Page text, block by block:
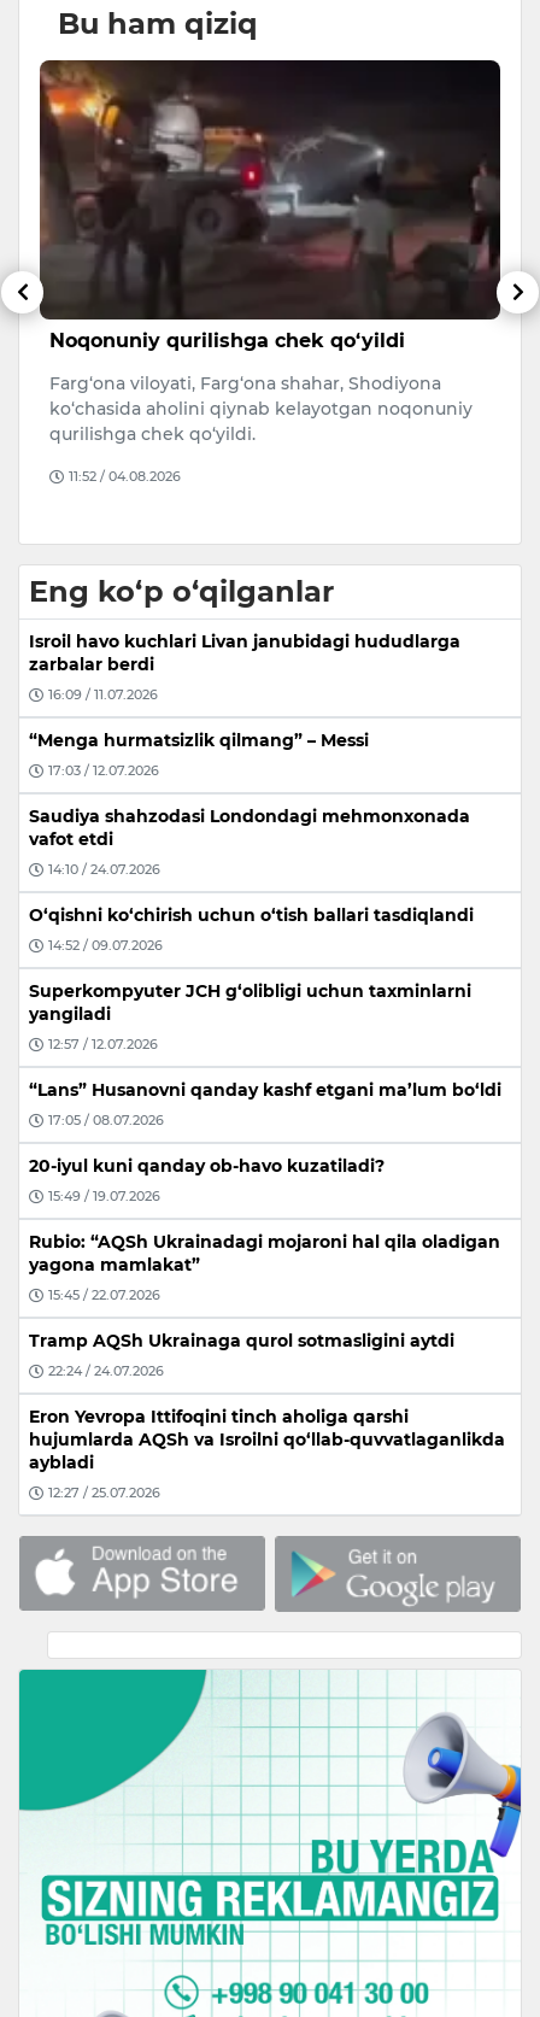
Bu ham qiziq
Noqonuniy qurilishga chek qo‘yildi
Farg‘ona viloyati, Farg‘ona shahar, Shodiyona
ko‘chasida aholini qiynab kelayotgan noqonuniy
qurilishga chek qo‘yildi.
11:52 / 04.08.2026
Eng ko‘p o‘qilganlar
Isroil havo kuchlari Livan janubidagi hududlarga
zarbalar berdi
16:09 / 11.07.2026
“Menga hurmatsizlik qilmang” – Messi
17:03 / 12.07.2026
Saudiya shahzodasi Londondagi mehmonxonada
vafot etdi
14:10 / 24.07.2026
O‘qishni ko‘chirish uchun o‘tish ballari tasdiqlandi
14:52 / 09.07.2026
Superkompyuter JCH g‘olibligi uchun taxminlarni
yangiladi
12:57 / 12.07.2026
“Lans” Husanovni qanday kashf etgani ma’lum bo‘ldi
17:05 / 08.07.2026
20-iyul kuni qanday ob-havo kuzatiladi?
15:49 / 19.07.2026
Rubio: “AQSh Ukrainadagi mojaroni hal qila oladigan
yagona mamlakat”
15:45 / 22.07.2026
Tramp AQSh Ukrainaga qurol sotmasligini aytdi
22:24 / 24.07.2026
Eron Yevropa Ittifoqini tinch aholiga qarshi
hujumlarda AQSh va Isroilni qo‘llab-quvvatlaganlikda
aybladi
12:27 / 25.07.2026